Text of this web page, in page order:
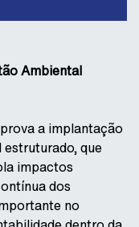
Ambiental
a implantação
que
impactos
dos
no